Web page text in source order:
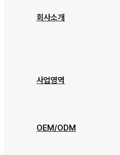
회사소개
사업영역
OEM/ODM